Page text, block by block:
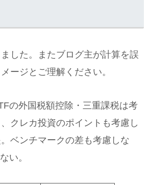
した。またブログ主が計算を誤
ージとご理解ください。
の外国税額控除・三重課税は考
クレカ投資のポイントも考慮し
ベンチマークの差も考慮しな
い。